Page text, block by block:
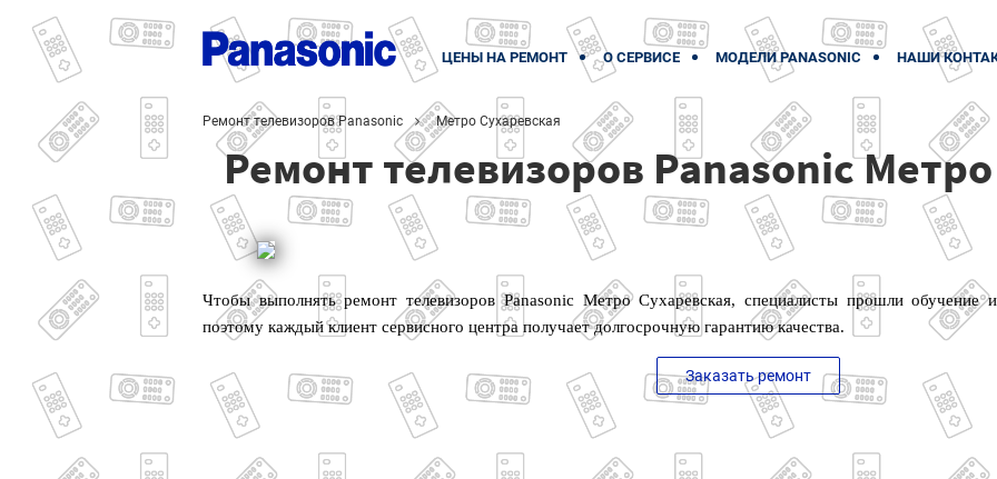
ЦЕНЫ НА РЕМОНТ О СЕРВИСЕ МОДЕЛИ PANASONIC НАШИ
Ремонт телевизоров Panasonic Метро Сухаревская
Ремонт телевизоров Panasonic
Чтобы выполнять ремонт телевизоров Panasonic Метро Сухаревская, специалисты прошли
поэтому каждый клиент сервисного центра получает долгосрочную гарантию качества.
Заказать ремонт